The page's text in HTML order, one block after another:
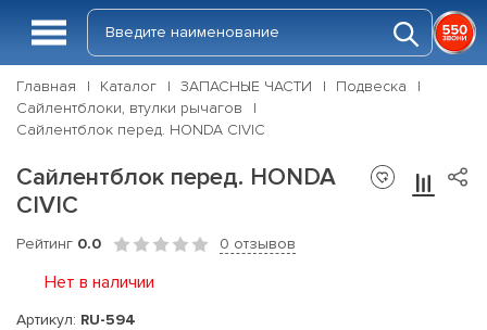
Главная Каталог ЗАПАСНЫЕ ЧАСТИ
Подвеска
Сайлентблоки, втулки рычагов
Сайлентблок перед. HONDA CIVIC
Сайлентблок перед. HONDA
CIVIC
Рейтинг 0.0 0 отзывов
Нет в наличии
Артикул: RU-594